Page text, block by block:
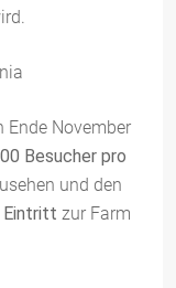
Ende November
Besucher pro
und den
Eintritt zur Farm